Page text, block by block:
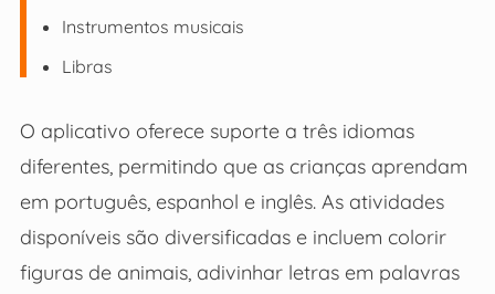
Instrumentos musicais
Libras
O aplicativo oferece suporte a três idiomas
diferentes, permitindo que as crianças aprendam
em português, espanhol e inglês. As atividades
disponíveis são diversificadas e incluem colorir
figuras de animais, adivinhar letras em palavras